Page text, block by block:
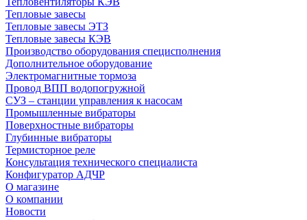
Тепловые завесы
Тепловые завесы ЭТЗ
Тепловые завесы КЭВ
Производство оборудования специсполнения
Дополнительное оборудование
Электромагнитные тормоза
Провод ВПП водопогружной
СУЗ – станции управления к насосам
Промышленные вибраторы
Поверхностные вибраторы
Глубинные вибраторы
Термисторное реле
Консультация технического специалиста
Конфигуратор АДЧР
О магазине
О компании
Новости